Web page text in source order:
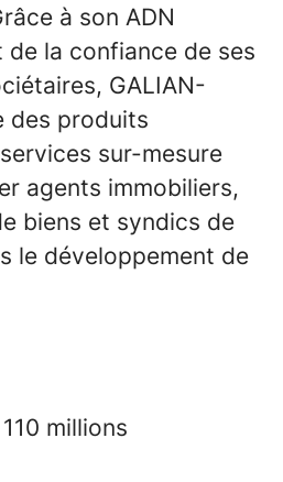
à son ADN
la confiance de ses
GALIAN-
des produits
sur-mesure
agents immobiliers,
biens et syndics de
le développement de
110 millions